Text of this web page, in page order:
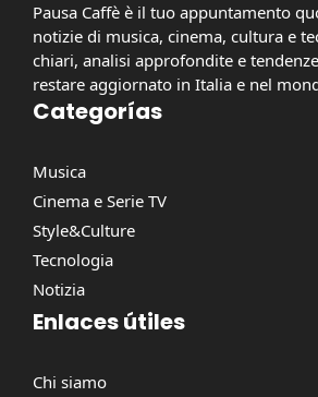
Pausa Caffè è il tuo appuntamento
notizie di musica, cinema, cultura e
chiari, analisi approfondite e
restare aggiornato in Italia e nel
Categorías
Musica
Cinema e Serie TV
Style&Culture
Tecnologia
Notizia
Enlaces útiles
Chi siamo